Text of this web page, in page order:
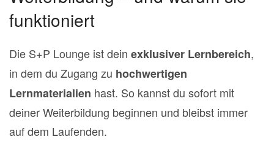
funktioniert
Die S+P Lounge ist dein exklusiver Lernbereich,
in dem du Zugang zu hochwertigen
Lernmaterialien hast. So kannst du sofort mit
deiner Weiterbildung beginnen und bleibst immer
auf dem Laufenden.